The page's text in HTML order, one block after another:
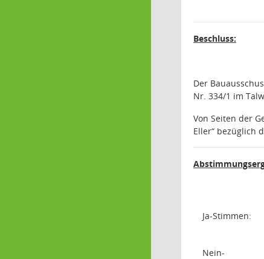
Beschluss:
Der
Nr. 334/1 im
Von Seiten der
Eller“ bezüglich
Ja-Stimmen:
Nein-